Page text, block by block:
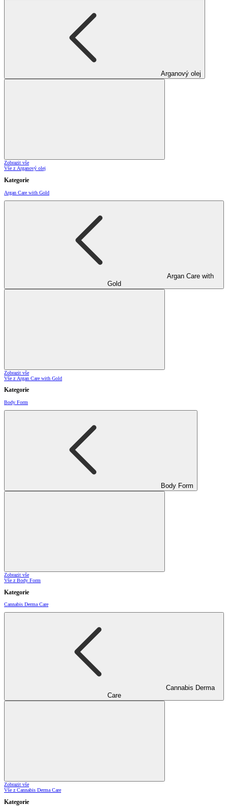
Arganový olej
Zobrazit vše
Vše z Arganový olej
Kategorie
Argan Care with Gold
Argan Care with
Gold
Zobrazit vše
Vše z Argan Care with Gold
Kategorie
Body Form
Body Form
Zobrazit vše
Vše z Body Form
Kategorie
Cannabis Derma Care
Cannabis Derma
Care
Zobrazit vše
Vše z Cannabis Derma Care
Kategorie